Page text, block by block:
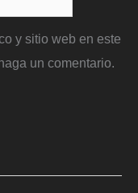
y sitio web en este
un comentario.